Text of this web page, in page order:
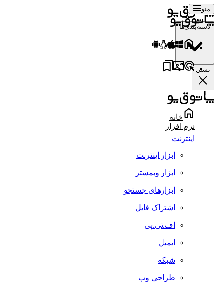
منو
دسته‌بندی‌ها
بستن
خانه
نرم افزار
اینترنت
ابزار اینترنت
ابزار وبمستر
ابزارهای جستجو
اشتراک فایل
اف.تی.پی
ایمیل
شبکه
طراحی وب